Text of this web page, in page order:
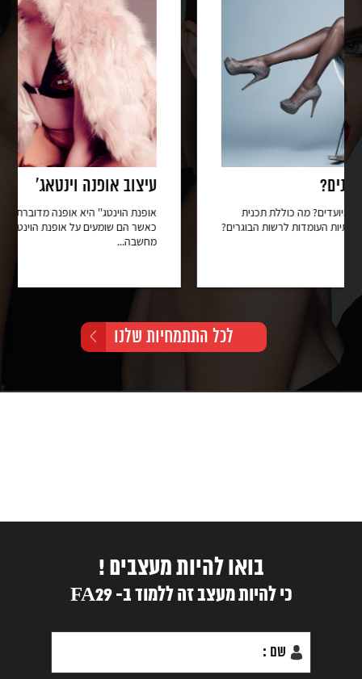
תכנית
הבוגרים?
עיצוב אופנה וינטאג'
אופנת הוינטג'' היא אופנה מדוברת שאינה נעלמה. הרבה
כאשר הם שומעים על אופנת הוינטאג' חושבים על נוסטלגיה,
לכל התתמחיות שלנו
בואו להיות מעצבים !
כי להיות מעצב זה ללמוד ב- FA29